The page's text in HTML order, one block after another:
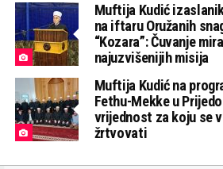
Muftija Kudić
na iftaru Oružanih
“Kozara”: Čuvanje
najuzvišenijih misija
Muftija Kudić na
Fethu-Mekke u
vrijednost za koju se
žrtvovati